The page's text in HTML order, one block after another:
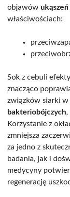
objawów
właściwościach:
Sok z cebuli
znacząco
związków siarki w
bakteriobójczych,
Korzystanie z
zmniejsza
za jedno z
badania, jak i
medycyny
regenerację